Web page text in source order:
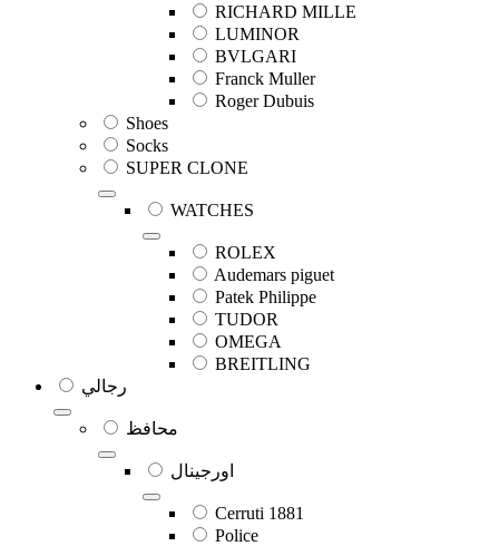
RICHARD MILLE
LUMINOR
BVLGARI
Franck Muller
Roger Dubuis
Shoes
Socks
SUPER CLONE
WATCHES
ROLEX
Audemars piguet
Patek Philippe
TUDOR
OMEGA
BREITLING
رجالي
محافظ
اورجينال
Cerruti 1881
Police